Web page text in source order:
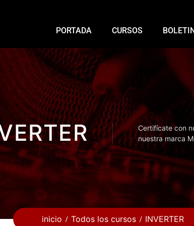
PORTADA CURSOS
Certifícate con
nuestra marca
inicio Todos los cursos INVERTER